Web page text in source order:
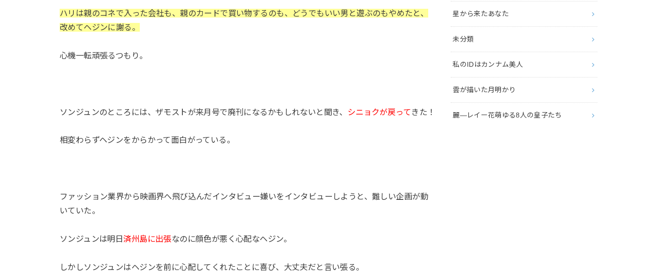
ハリは親のコネで入った会社も、親のカードで買い物するのも、どうでもいい男と遊ぶのもやめたと、
改めてヘジンに謝る。
心機一転頑張るつもり。
ソンジュンのところには、ザモストが来月号で廃刊になるかもしれないと聞き、 シニョクが戻ってきた！
相変わらずヘジンをからかって面白がっている。
ファッション業界から映画界へ飛び込んだインタビュー嫌いをインタビューしようと、難しい企画が動
いていた。
ソンジュンは明日 済州島に出張なのに顔色が悪く心配なヘジン。
しかしソンジュンはヘジンを前に心配してくれたことに喜び、大丈夫だと言い張る。
星から来たあなた
未分類
私のIDはカンナム美人
雲が描いた月明かり
麗―レイー花萌ゆる8人の皇子たち